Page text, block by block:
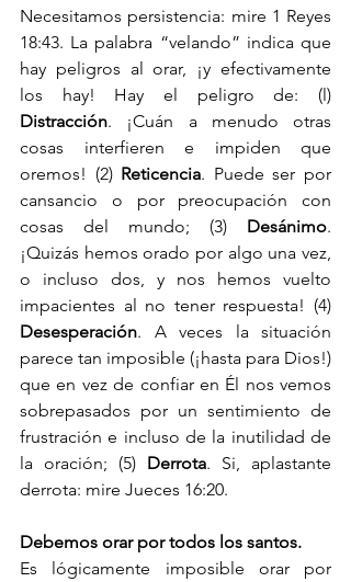
Necesitamos persistencia: mire 1 Reyes
18:43. La palabra “velando” indica que
hay peligros al orar, ¡y efectivamente
Distracción. ¡Cuán a menudo otras
cosas interfieren e impiden que
oremos! (2) Reticencia. Puede ser por
cansancio o por preocupación con
cosas del mundo; (3) Desánimo.
¡Quizás hemos orado por algo una vez,
o incluso dos, y nos hemos vuelto
Desesperación. A veces la situación
parece tan imposible (¡hasta para Dios!)
que en vez de confiar en Él nos vemos
sobrepasados por un sentimiento de
frustración e incluso de la inutilidad de
la oración; (5) Derrota. Si, aplastante
derrota: mire Jueces 16:20.
Debemos orar por todos los santos.
Es lógicamente imposible orar por